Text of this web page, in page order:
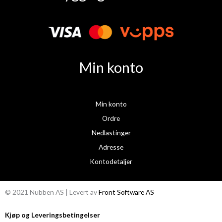
b
o
g
m
Min konto
Min konto
Ordre
Nedlastinger
Adresse
Kontodetaljer
© 2021 Nubben AS | Levert avFront Software AS
Kjøp og Leveringsbetingelser